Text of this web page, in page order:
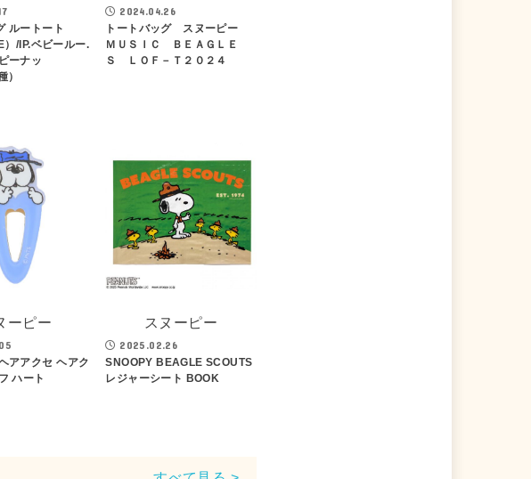
ルートート
）/IP.ベビールー.
ーナッ
）
2024.04.26
トートバッグ スヌーピー
ＭＵＳＩＣ ＢＥＡＧＬＥ
Ｓ ＬＯＦ－Ｔ２０２４
ーピー
アアクセ ヘアク
ハート
スヌーピー
2025.02.26
SNOOPY BEAGLE SCOUTS
レジャーシート BOOK